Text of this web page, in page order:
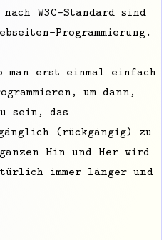
W3C-Standard sind
Programmierung.
erst einmal einfach
um dann,
sein, das
(rückgängig) zu
Hin und Her wird
immer länger und